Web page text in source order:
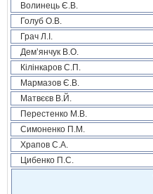
Волинець Є.В.
Голуб О.В.
Грач Л.І.
Дем’янчук В.О.
Кілінкаров С.П.
Мармазов Є.В.
Матвєєв В.Й.
Перестенко М.В.
Симоненко П.М.
Храпов С.А.
Цибенко П.С.